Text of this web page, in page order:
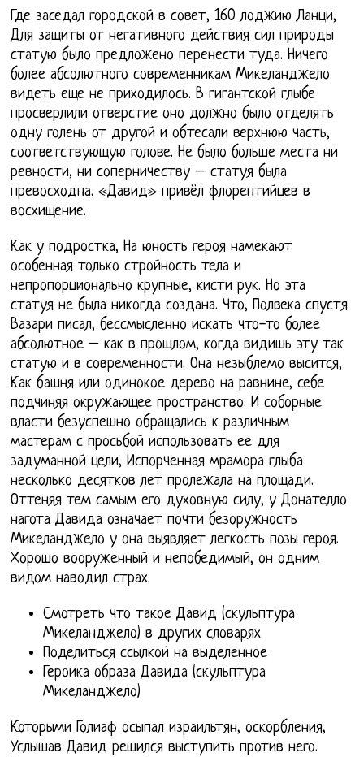
Где заседал городской в совет, 160 лоджию Ланци,
Для защиты от негативного действия сил природы
статую было предложено перенести туда. Ничего
более абсолютного современникам Микеланджело
видеть еще не приходилось. В гигантской глыбе
просверлили отверстие оно должно было отделять
одну голень от другой и обтесали верхнюю часть,
соответствующую голове. Не было больше места ни
ревности, ни соперничеству – статуя была
превосходна. «Давид» привёл флорентийцев в
восхищение.
Как у подростка, На юность героя намекают
особенная только стройность тела и
непропорционально крупные, кисти рук. Но эта
статуя не была никогда создана. Что, Полвека спустя
Вазари писал, бессмысленно искать что-то более
абсолютное – как в прошлом, когда видишь эту так
статую и в современности. Она незыблемо высится,
Как башня или одинокое дерево на равнине, себе
подчиняя окружающее пространство. И соборные
власти безуспешно обращались к различным
мастерам с просьбой использовать ее для
задуманной цели, Испорченная мрамора глыба
несколько десятков лет пролежала на площади.
Оттеняя тем самым его духовную силу, у Донателло
нагота Давида означает почти безоружность
Микеланджело у она выявляет легкость позы героя.
Хорошо вооруженный и непобедимый, он одним
видом наводил страх.
Смотреть что такое Давид (скульптура
Микеланджело) в других словарях
Поделиться ссылкой на выделенное
Героика образа Давида (скульптура
Микеланджело)
Которыми Голиаф осыпал израильтян, оскорбления,
Услышав Давид решился выступить против него.